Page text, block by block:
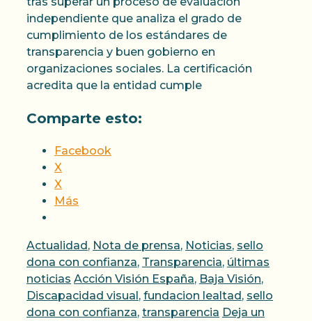
independiente que analiza el grado de
cumplimiento de los estándares de
transparencia y buen gobierno en
organizaciones sociales. La certificación
acredita que la entidad cumple
Comparte esto:
Facebook
X
X
Más
Categorías
Actualidad, Nota de prensa, Noticias, sello
dona con confianza, Transparencia, últimas
noticias Etiquetas
Acción Visión España, Baja Visión,
Discapacidad visual, fundacion lealtad, sello
dona con confianza, transparencia Deja un